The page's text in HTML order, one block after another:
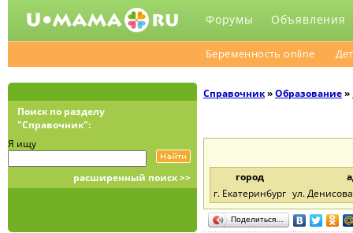
Форумы Объявления
Беременность online
Поиск по разделу
"Справочник":
Я ищу
расширенный поиск >>
Справочник»Образование»
город
г. Екатеринбург ул.
Поделиться…